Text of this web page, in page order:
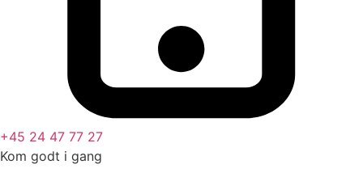
+45 24 47 77 27
Kom godt i gang